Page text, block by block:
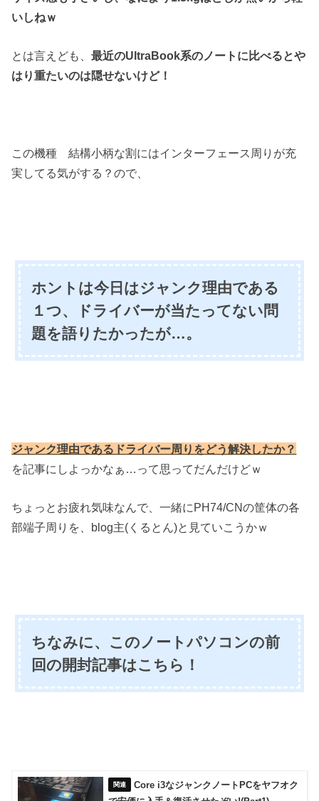
いしねｗ
とは言えども、最近のUltraBook系のノートに比べるとや
はり重たいのは隠せないけど！
この機種 結構小柄な割にはインターフェース周りが充
実してる気がする？ので、
ホントは今日はジャンク理由である
１つ、ドライバーが当たってない問
題を語りたかったが…。
ジャンク理由であるドライバー周りをどう解決したか？
を記事にしよっかなぁ…って思ってだんだけどｗ
ちょっとお疲れ気味なんで、一緒にPH74/CNの筐体の各
部端子周りを、blog主(くるとん)と見ていこうかｗ
ちなみに、このノートパソコンの前
回の開封記事はこちら！
Core i3なジャンクノートPCをヤフオク